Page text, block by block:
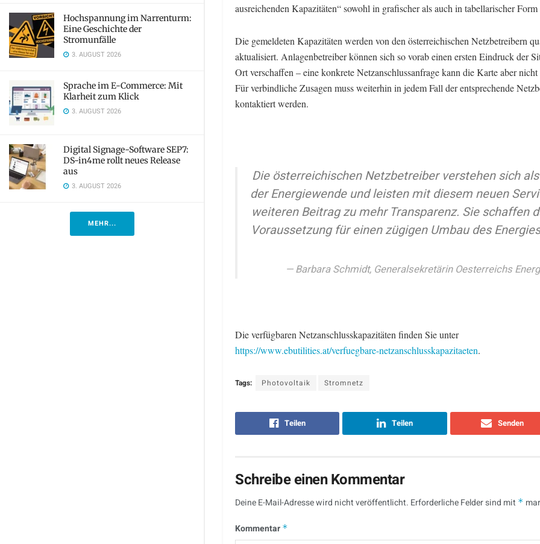
Hochspannung im Narrenturm:
Eine Geschichte der
Stromunfälle
3. AUGUST 2026
Sprache im E-Commerce: Mit
Klarheit zum Klick
3. AUGUST 2026
Digital Signage-Software SEP7:
DS-in4me rollt neues Release
aus
3. AUGUST 2026
MEHR...
ausreichenden Kapazitäten“ sowohl in grafischer als auch in tabellarischer
Die gemeldeten Kapazitäten werden von den österreichischen Netzbetreibern
aktualisiert. Anlagenbetreiber können sich so vorab einen ersten Eindruck der
Ort verschaffen – eine konkrete Netzanschlussanfrage kann die Karte aber nicht
Für verbindliche Zusagen muss weiterhin in jedem Fall der entsprechende
kontaktiert werden.
Die österreichischen Netzbetreiber verstehen sich
der Energiewende und leisten mit diesem neuen
weiteren Beitrag zu mehr Transparenz. Sie schaffen
Voraussetzung für einen zügigen Umbau des
Barbara Schmidt, Generalsekretärin Oesterreichs
Die verfügbaren Netzanschlusskapazitäten finden Sie unter
https://www.ebutilities.at/verfuegbare-netzanschlusskapazitaeten.
Tags: Photovoltaik Stromnetz
Teilen Teilen Senden
Schreibe einen Kommentar
Deine E-Mail-Adresse wird nicht veröffentlicht. Erforderliche Felder sind mit *
Kommentar *